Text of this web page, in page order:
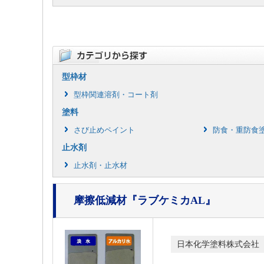
型枠材
型枠関連溶剤・コート剤
塗料
さび止めペイント
防食・重防食
止水剤
止水剤・止水材
摩擦低減材『ラブケミカAL』
日本化学塗料株式会社